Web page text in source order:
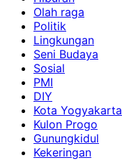
Olah raga
Politik
Lingkungan
Seni Budaya
Sosial
PMI
DIY
Kota Yogyakarta
Kulon Progo
Gunungkidul
Kekeringan